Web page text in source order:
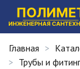
Главная
Трубы и